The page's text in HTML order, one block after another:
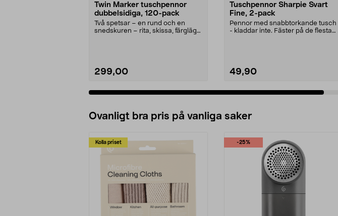
Twin Marker tuschpennor
dubbelsidiga, 120-pack
Två spetsar – en rund och en
snedskuren – rita, skissa, färglägg.
299,00
Tuschpennor Sharpie Svart
Fine, 2-pack
Pennor med snabbtorkande tusch
- kladdar inte. Fäster på de flesta
49,90
Ovanligt bra pris på vanliga saker
Kolla priset -25%